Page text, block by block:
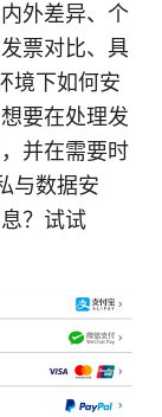
外差异、个
票对比、具
境下如何安
要在处理发
并在需要时
与数据安
？试试